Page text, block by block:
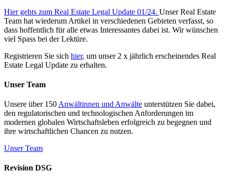
Hier gehts zum Real Estate Legal Update 01/24. Unser Real Estate
Team hat wiederum Artikel in verschiedenen Gebieten verfasst, so
dass hoffentlich für alle etwas Interessantes dabei ist. Wir wünschen
viel Spass bei der Lektüre.
Registrieren Sie sich hier, um unser 2 x jährlich erscheinendes Real
Estate Legal Update zu erhalten.
Unser Team
Unsere über 150 Anwältinnen und Anwälte unterstützen Sie dabei,
den regulatorischen und technologischen Anforderungen im
modernen globalen Wirtschaftsleben erfolgreich zu begegnen und
ihre wirtschaftlichen Chancen zu nutzen.
Unser Team
Revision DSG